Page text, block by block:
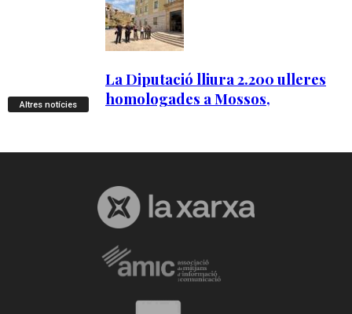
Altres notícies